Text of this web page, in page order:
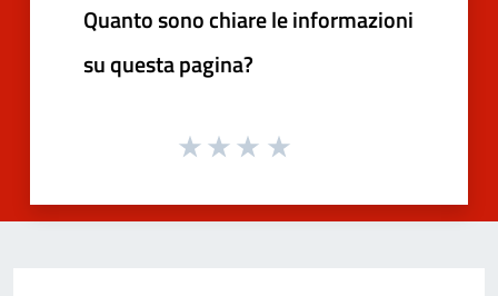
Quanto sono chiare le informazioni
su questa pagina?